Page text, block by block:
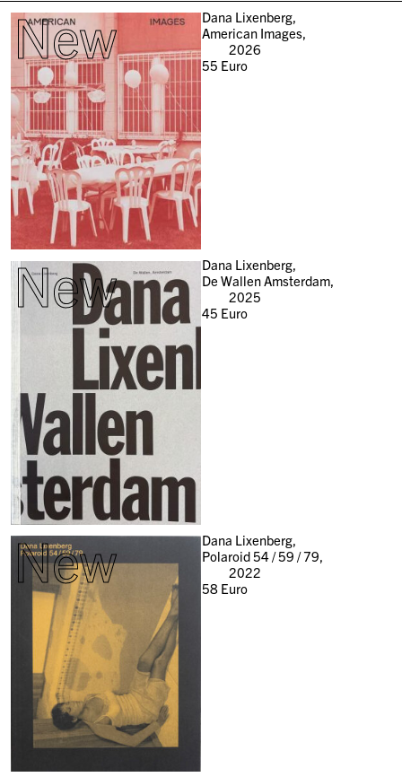
New
Dana Lixenberg,
American Images,
2026
55 Euro
New
Dana Lixenberg,
De Wallen Amsterdam,
2025
45 Euro
New
Dana Lixenberg,
Polaroid 54 / 59 / 79,
2022
58Euro